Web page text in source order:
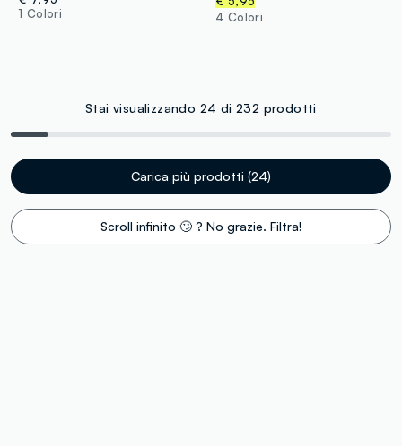
1 Colori
4 Colori
Stai visualizzando 24 di 232 prodotti
Carica più prodotti (24)
Scroll infinito 🙄 ? No grazie. Filtra!